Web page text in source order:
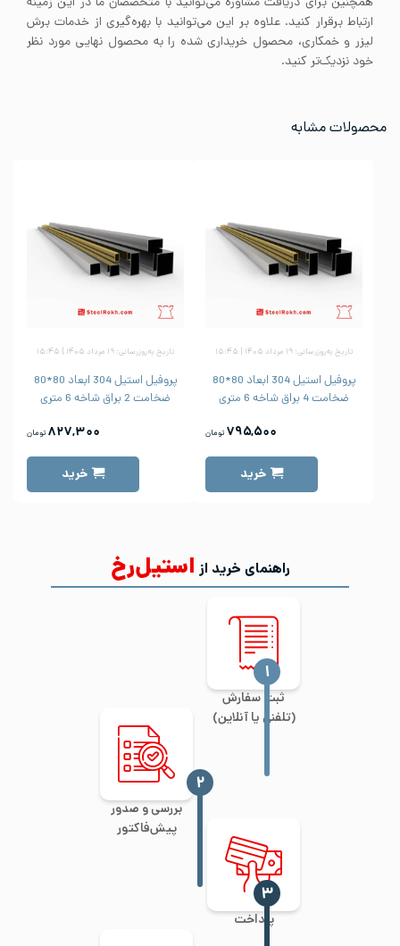
ارتباط برقرار کنید. علاوه بر این می‌توانید با بهره‌گیری از خدمات برش
لیزر و خمکاری، محصول خریداری شده را به محصول نهایی مورد نظر
خود نزدیک‌تر کنید.
محصولات مشابه
تاریخ به‌روزرسانی: ۱۹ مرداد ۱۴۰۵ | ۱۵:۴۵
پروفیل استیل 304 ابعاد 80*80
ضخامت 4 براق شاخه 6 متری
۷۹۵,۵۰۰ تومان
خرید
تاریخ به‌روزرسانی: ۱۹ مرداد ۱۴۰۵ | ۱۵:۴۵
پروفیل استیل 304 ابعاد 80*80
ضخامت 2 براق شاخه 6 متری
۸۲۷,۳۰۰ تومان
خرید
راهنمای خرید از استیل‌رخ
ثبت سفارش
(تلفنی یا آنلاین)
‍۱
بررسی و صدور
پیش‌فاکتور
‍۲
پرداخت
‍۳